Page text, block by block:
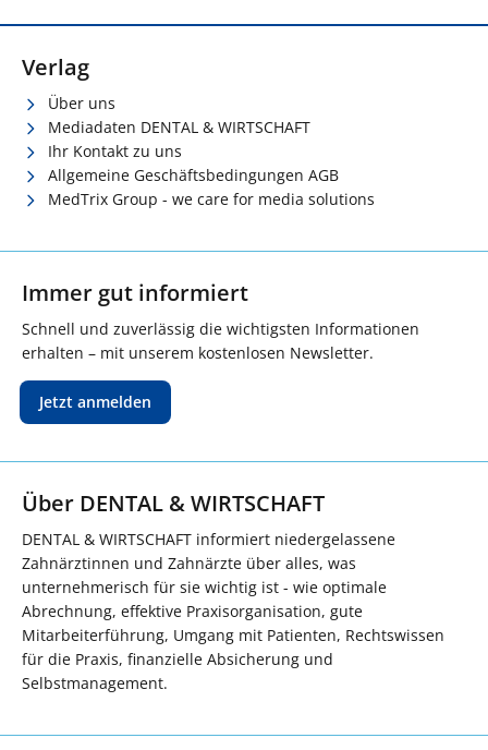
Verlag
Über uns
Mediadaten DENTAL & WIRTSCHAFT
Ihr Kontakt zu uns
Allgemeine Geschäftsbedingungen AGB
MedTrix Group - we care for media solutions
Immer gut informiert
Schnell und zuverlässig die wichtigsten Informationen
erhalten – mit unserem kostenlosen Newsletter.
Jetzt anmelden
Über DENTAL & WIRTSCHAFT
DENTAL & WIRTSCHAFT informiert niedergelassene
Zahnärztinnen und Zahnärzte über alles, was
unternehmerisch für sie wichtig ist - wie optimale
Abrechnung, effektive Praxisorganisation, gute
Mitarbeiterführung, Umgang mit Patienten, Rechtswissen
für die Praxis, finanzielle Absicherung und
Selbstmanagement.